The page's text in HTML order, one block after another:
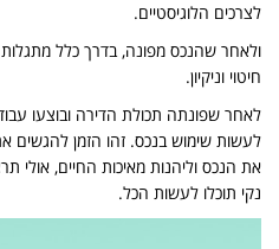
לצרכים הלוגיסטיים.
ולאחר שהנכס מפונה, בדרך כלל
חיטוי וניקיון.
לאחר שפונתה תכולת הדירה ובוצעו
לעשות שימוש בנכס. זהו הזמן להגשים
את הנכס וליהנות מאיכות החיים, אולי
נקי תוכלו לעשות הכל.